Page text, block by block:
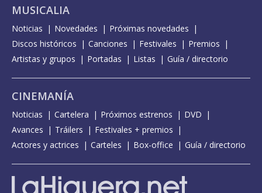
MUSICALIA
Noticias Novedades
Próximas novedades
Discos históricos
Canciones Festivales
Premios
Artistas y grupos
Portadas Listas Guía / directorio
CINEMANÍA
Noticias Cartelera Próximos estrenos
DVD
Avances
Tráilers
Festivales + premios
Actores y actrices
Carteles Box-office Guía / directorio